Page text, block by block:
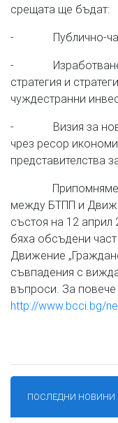
срещата ще бъдат:
- Публично-
- Изработване
стратегия и
чуждестранни
- Визия за нова
чрез ресор
представителства
Припомняме, че
между БТПП и
състоя на 12 април
бяха обсъдени
Движение
съвпадения с
въпроси. За
http://www.bcci.bg/
ПОСЛЕДНИ НОВИНИ